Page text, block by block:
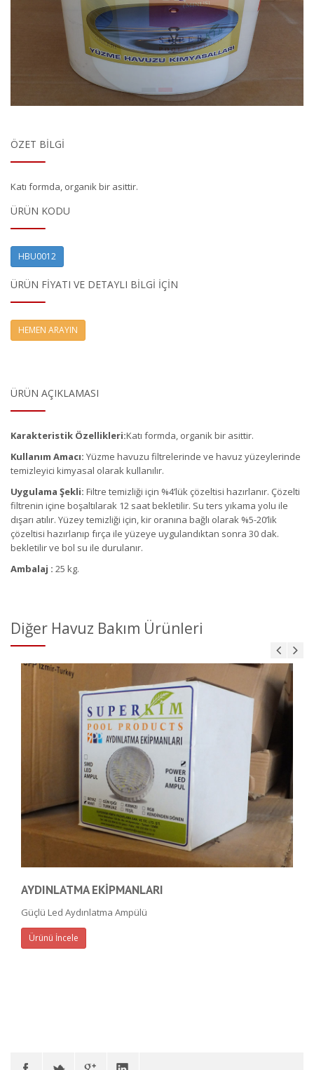
ÖZET BILGI
Katı formda, organik bir asittir.
ÜRÜN KODU
HBU0012
ÜRÜN FIYATI VE DETAYLI BILGI IÇIN
HEMEN ARAYIN
ÜRÜN AÇIKLAMASI
Karakteristik Özellikleri:Katı formda, organik bir asittir.
Kullanım Amacı: Yüzme havuzu filtrelerinde ve havuz yüzeylerinde
temizleyici kimyasal olarak kullanılır.
Uygulama Şekli: Filtre temizliği için %4’lük çözeltisi hazırlanır. Çözelti
filtrenin içine boşaltılarak 12 saat bekletilir. Su ters yıkama yolu ile
dışarı atılır. Yüzey temizliği için, kir oranına bağlı olarak %5-20’lik
çözeltisi hazırlanıp fırça ile yüzeye uygulandıktan sonra 30 dak.
bekletilir ve bol su ile durulanır.
Ambalaj : 25 kg.
Diğer Havuz Bakım Ürünleri
AYDINLATMA EKİPMANLARI
Güçlü Led Aydınlatma Ampülü
Ürünü İncele